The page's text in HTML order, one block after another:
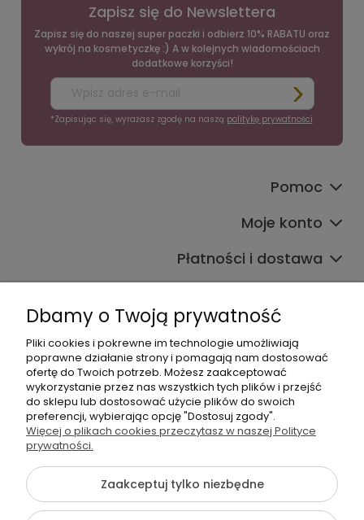
Zapisz się do Newslettera
Zapisz się do naszej super paczki i odbierz 10% RABATU oraz
wykrój na kosmetyczkę :) A w kolejnych wiadomościach
dodatkowe korzyści!
*Zapisując się, wyrażasz zgodę na naszą politykę prywatności.
Pomoc
Moje konto
Płatności i dostawa
+48 605 141 363
Dbamy o Twoją prywatność
Pliki cookies i pokrewne im technologie umożliwiają
poprawne działanie strony i pomagają nam dostosować
ofertę do Twoich potrzeb. Możesz zaakceptować
wykorzystanie przez nas wszystkich tych plików i przejść
do sklepu lub dostosować użycie plików do swoich
preferencji, wybierając opcję "Dostosuj zgody".
Więcej o plikach cookies przeczytasz w naszej Polityce
prywatności.
Zaakceptuj tylko niezbędne